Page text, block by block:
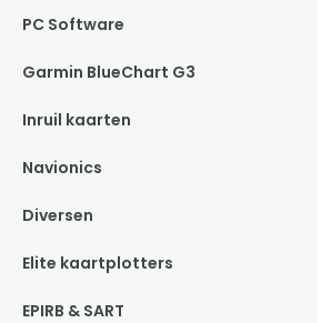
PC Software
Garmin BlueChart G3
Inruil kaarten
Navionics
Diversen
Elite kaartplotters
EPIRB & SART